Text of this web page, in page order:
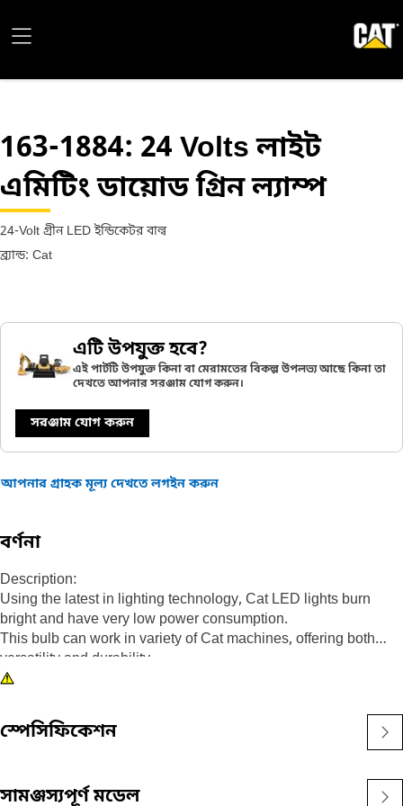
163-1884: 24 Volts লাইট
এমিটিং ডায়োড গ্রিন ল্যাম্প
24-Volt গ্রীন LED ইন্ডিকেটর বাল্ব
ব্র্যান্ড: Cat
এটি উপযুক্ত হবে?
এই পার্টটি উপযুক্ত কিনা বা মেরামতের বিকল্প উপলভ্য আছে কিনা তা
দেখতে আপনার সরঞ্জাম যোগ করুন।
সরঞ্জাম যোগ করুন
আপনার গ্রাহক মূল্য দেখতে লগইন করুন
বর্ণনা
Description:
Using the latest in lighting technology, Cat LED lights burn
bright and have very low power consumption.
This bulb can work in variety of Cat machines, offering both
versatility and durability.
Attributes:
• T-3 1/4 bulb size
• 24V
• Single/diffuser bulb
স্পেসিফিকেশন
সামঞ্জস্যপূর্ণ মডেল